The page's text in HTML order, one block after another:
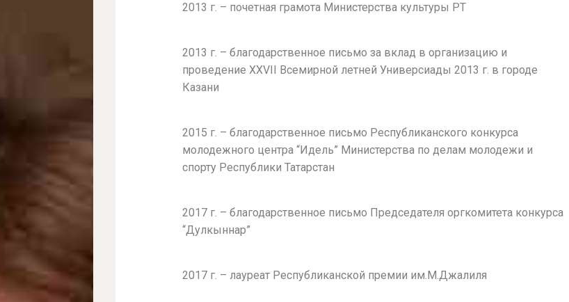
2013 г. – почетная грамота Министерства культуры РТ
2013 г. – благодарственное письмо за вклад в организацию и
проведение XXVII Всемирной летней Универсиады 2013 г. в городе
Казани
2015 г. – благодарственное письмо Республиканского конкурса
молодежного центра “Идель” Министерства по делам молодежи и
спорту Республики Татарстан
2017 г. – благодарственное письмо Председателя оргкомитета конкурса
“Дулкыннар”
2017 г. – лауреат Республиканской премии им.М.Джалиля